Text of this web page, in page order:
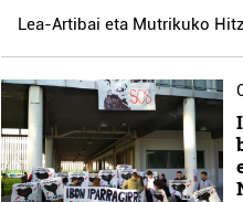
Lea-Artibai eta Mutrikuko